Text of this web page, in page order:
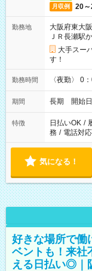
月収例 20～
勤務地
大阪府東大
ＪＲ長瀬駅
大手スー
す！
勤務時間 〈夜勤〉 0
期間 長期 開始
特徴 日払いOK /
務 / 電話対
気になる！
好きな場所で
ベントも！来社
える日払い◎｜